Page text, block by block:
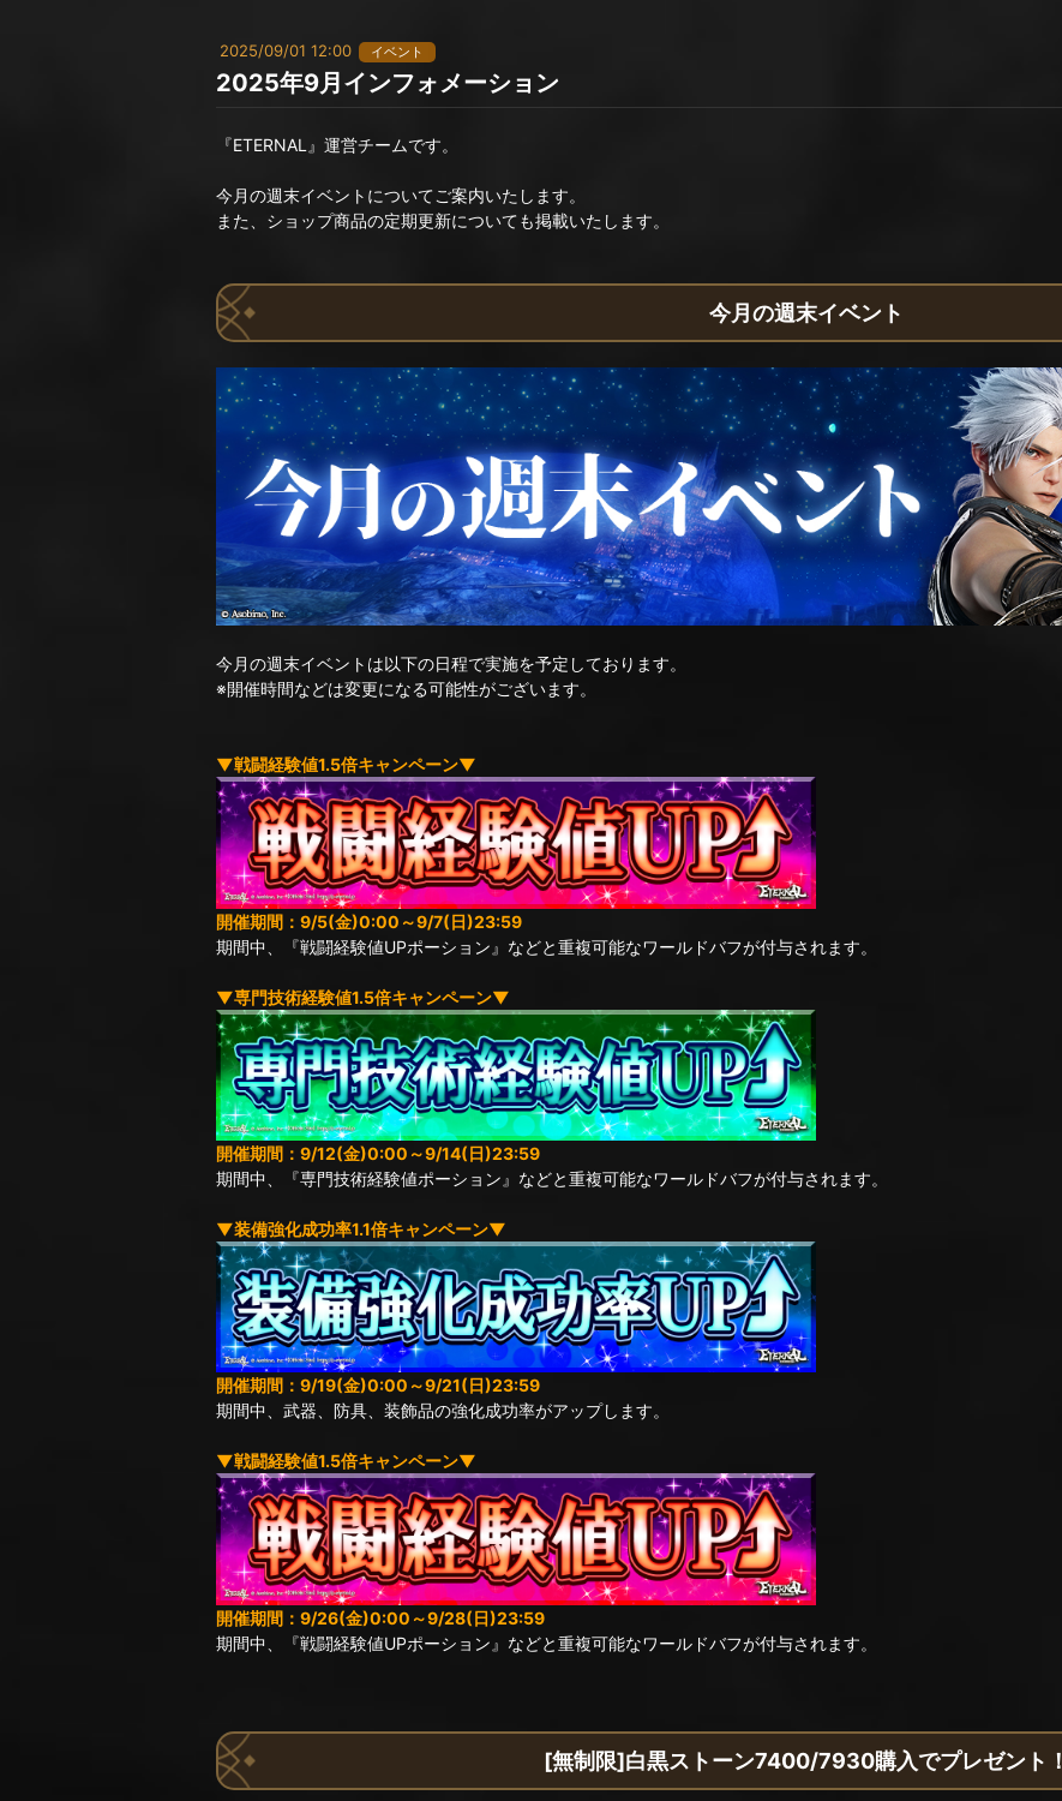
2025/09/01 12:00 イベント
2025年9月インフォメーション
『ETERNAL』運営チームです。
今月の週末イベントについてご案内いたします。
また、ショップ商品の定期更新についても掲載いたします。
今月の週末イベント
今月の週末イベントは以下の日程で実施を予定しております。
※開催時間などは変更になる可能性がございます。
▼戦闘経験値1.5倍キャンペーン▼
開催期間：9/5(金)0:00～9/7(日)23:59
期間中、『戦闘経験値UPポーション』などと重複可能なワールドバフが付与されます。
▼専門技術経験値1.5倍キャンペーン▼
開催期間：9/12(金)0:00～9/14(日)23:59
期間中、『専門技術経験値ポーション』などと重複可能なワールドバフが付与されます。
▼装備強化成功率1.1倍キャンペーン▼
開催期間：9/19(金)0:00～9/21(日)23:59
期間中、武器、防具、装飾品の強化成功率がアップします。
▼戦闘経験値1.5倍キャンペーン▼
開催期間：9/26(金)0:00～9/28(日)23:59
期間中、『戦闘経験値UPポーション』などと重複可能なワールドバフが付与されます。
[無制限]白黒ストーン7400/7930購入でプレゼント！